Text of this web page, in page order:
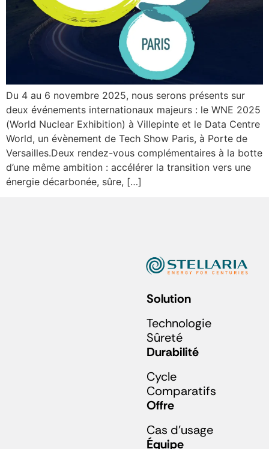
Du 4 au 6 novembre 2025, nous serons présents sur
deux événements internationaux majeurs : le WNE 2025
(World Nuclear Exhibition) à Villepinte et le Data Centre
World, un évènement de Tech Show Paris, à Porte de
Versailles.Deux rendez-vous complémentaires à la botte
d’une même ambition : accélérer la transition vers une
énergie décarbonée, sûre, […]
Solution
Technologie
Sûreté
Offre
Cas d'usage
Équipe
Durabilité
Cycle
Comparatifs